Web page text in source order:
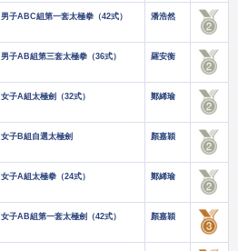
男子ABC組第一套太極拳（42式） 潘浩然
男子AB組第三套太極拳（36式） 羅安衡
女子A組太極劍（32式） 鄭絺瑜
女子B組自選太極劍 顏嘉穎
女子A組太極拳（24式） 鄭絺瑜
女子AB組第一套太極劍（42式） 顏嘉穎